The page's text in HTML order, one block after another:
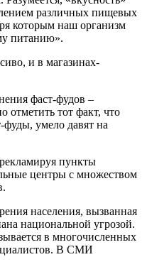
различных пищевых
которым наш организм
питанию».
и в магазинах-
фаст-фудов –
отметить тот факт, что
умело давят на
пункты
центры с множеством
населения, вызванная
национальной угрозой.
в многочисленных
В СМИ